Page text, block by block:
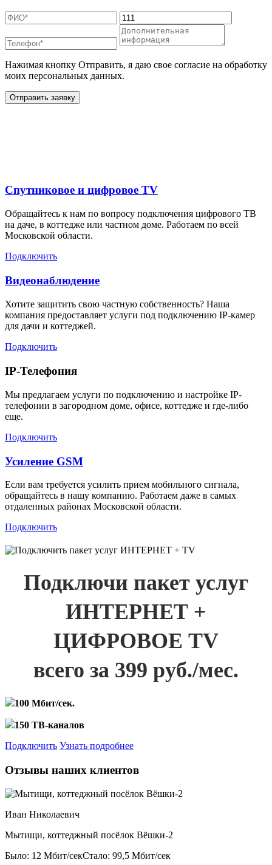
Нажимая кнопку Отправить, я даю свое согласие на обработку
моих персональных данных.
Отправить заявку
Спутниковое и цифровое TV
Обращайтесь к нам по вопросу подключения цифрового ТВ
на даче, в коттедже или частном доме. Работаем по всей
Московской области.
Подключить
Видеонаблюдение
Хотите защитить свою частную собственность? Наша
компания предоставляет услуги под подключению IP-камер
для дачи и коттеджей.
Подключить
IP-Телефония
Мы предлагаем услуги по подключению и настройке IP-
телефонии в загородном доме, офисе, коттедже и где-либо
еще.
Подключить
Усиление GSM
Если вам требуется усилить прием мобильного сигнала,
обращайтесь в нашу компанию. Работаем даже в самых
отдаленных районах Московской области.
Подключить
Подключи пакет услуг
ИНТЕРНЕТ +
ЦИФРОВОЕ TV
всего за 399 руб./мес.
100 Мбит/сек.
150 ТВ-каналов
Подключить Узнать подробнее
Отзывы наших клиентов
Иван Николаевич
Мытищи, коттеджный посёлок Вёшки-2
Было: 12 Мбит/секСтало: 99,5 Мбит/сек